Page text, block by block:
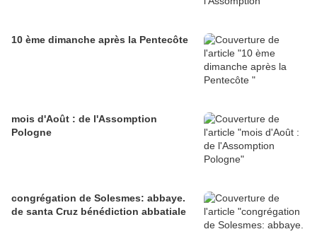
10 ème dimanche après la Pentecôte
mois d'Août : de l'Assomption
Pologne
congrégation de Solesmes: abbaye.
de santa Cruz bénédiction abbatiale